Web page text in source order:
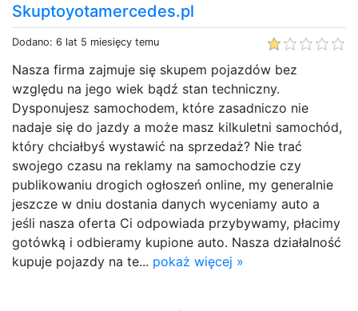
Skuptoyotamercedes.pl
Dodano: 6 lat 5 miesięcy temu
Nasza firma zajmuje się skupem pojazdów bez
względu na jego wiek bądź stan techniczny.
Dysponujesz samochodem, które zasadniczo nie
nadaje się do jazdy a może masz kilkuletni samochód,
który chciałbyś wystawić na sprzedaż? Nie trać
swojego czasu na reklamy na samochodzie czy
publikowaniu drogich ogłoszeń online, my generalnie
jeszcze w dniu dostania danych wyceniamy auto a
jeśli nasza oferta Ci odpowiada przybywamy, płacimy
gotówką i odbieramy kupione auto. Nasza działalność
kupuje pojazdy na te... pokaż więcej »